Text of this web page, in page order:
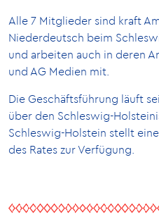
Alle 7 Mitglieder sind kraft
Niederdeutsch beim
und arbeiten auch in deren
und AG Medien mit.
Die Geschäftsführung läuft
über den Schleswig-
Schleswig-Holstein stellt
des Rates zur Verfügung.